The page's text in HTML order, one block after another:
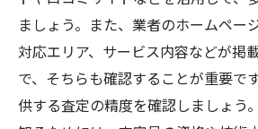
ましょう。また、業者のホームペー
対応エリア、サービス内容などが掲
で、そちらも確認することが重要で
供する査定の精度を確認しましょう